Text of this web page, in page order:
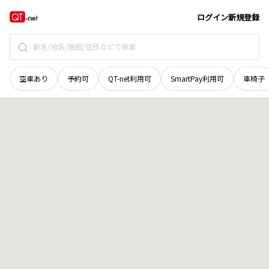
ログイン新規登録
空車あり 予約可 QT-net利用可 SmartPay利用可 車椅子
山口県